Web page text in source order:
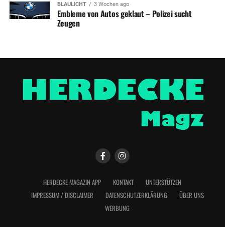
BLAULICHT 3 Wochen ago
Embleme von Autos geklaut – Polizei sucht
Zeugen
HERDECKE MAGAZIN APP KONTAKT
UNTERSTÜTZEN
IMPRESSUM / DISCLAIMER
DATENSCHUTZERKLÄRUNG
ÜBER UNS
WERBUNG